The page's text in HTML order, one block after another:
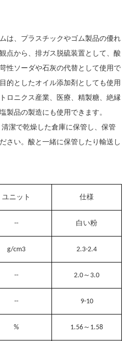
は、プラスチックやゴム製品の優れ
点から、排ガス脱硫装置として、酸
性ソーダや石灰の代替として使用で
的としたオイル添加剤としても使用
ロニクス産業、医療、精製糖、絶縁
製品の製造にも使用できます。
清潔で乾燥した倉庫に保管し、保管
さい。酸と一緒に保管したり輸送し
ユニット 仕様
-- 白い粉
g/cm3 2.3-2.4
-- 2.0～3.0
-- 9-10
% 1.56～1.58